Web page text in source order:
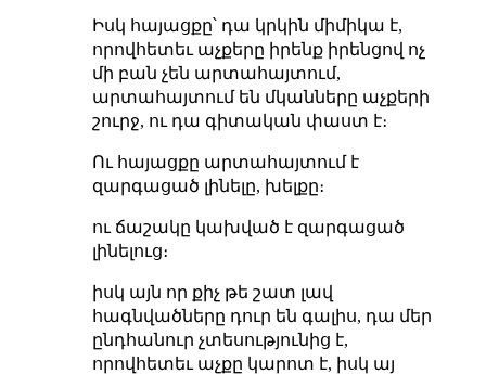
Իսկ հայացքը՝ դա կրկին միմիկա է,
որովհետեւ աչքերը իրենք իրենցով ոչ
մի բան չեն արտահայտում,
արտահայտում են մկանները աչքերի
շուրջ, ու դա գիտական փաստ է։
Ու հայացքը արտահայտում է
զարգացած լինելը, խելքը։
ու ճաշակը կախված է զարգացած
լինելուց։
իսկ այն որ քիչ թե շատ լավ
հագնվածները դուր են գալիս, դա մեր
ընդհանուր չտեսությունից է,
որովհետեւ աչքը կարոտ է, իսկ այ